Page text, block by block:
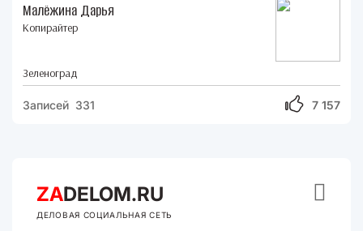
Малёжина Дарья
Копирайтер
Зеленоград
7 157
Записей 331
ZADELOM.RU
ДЕЛОВАЯ СОЦИАЛЬНАЯ СЕТЬ
